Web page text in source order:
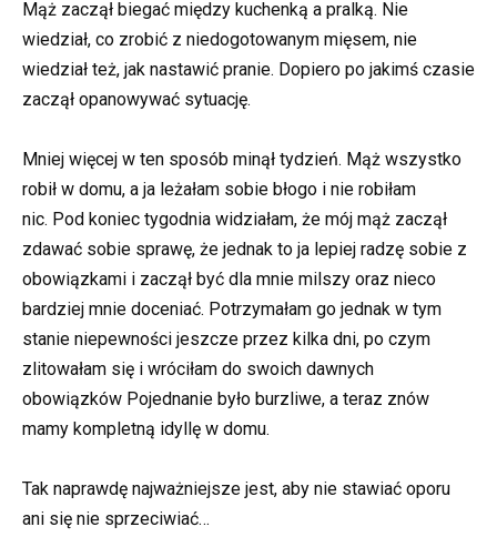
Mąż zaczął biegać między kuchenką a pralką. Nie
wiedział, co zrobić z niedogotowanym mięsem, nie
wiedział też, jak nastawić pranie. Dopiero po jakimś czasie
zaczął opanowywać sytuację.
Mniej więcej w ten sposób minął tydzień. Mąż wszystko
robił w domu, a ja leżałam sobie błogo i nie robiłam
nic. Pod koniec tygodnia widziałam, że mój mąż zaczął
zdawać sobie sprawę, że jednak to ja lepiej radzę sobie z
obowiązkami i zaczął być dla mnie milszy oraz nieco
bardziej mnie doceniać. Potrzymałam go jednak w tym
stanie niepewności jeszcze przez kilka dni, po czym
zlitowałam się i wróciłam do swoich dawnych
obowiązków Pojednanie było burzliwe, a teraz znów
mamy kompletną idyllę w domu.
Tak naprawdę najważniejsze jest, aby nie stawiać oporu
ani się nie sprzeciwiać…